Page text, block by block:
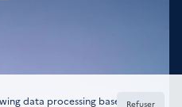
data processing based on your
Refuser